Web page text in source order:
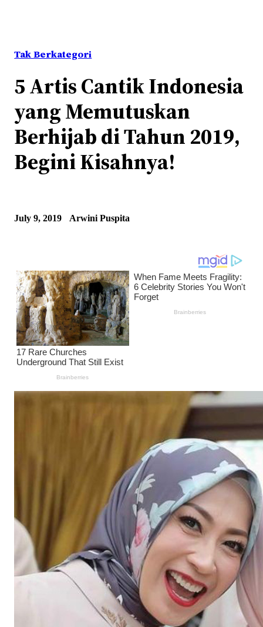
Tak Berkategori
5 Artis Cantik Indonesia
yang Memutuskan
Berhijab di Tahun 2019,
Begini Kisahnya!
July 9, 2019 Arwini Puspita